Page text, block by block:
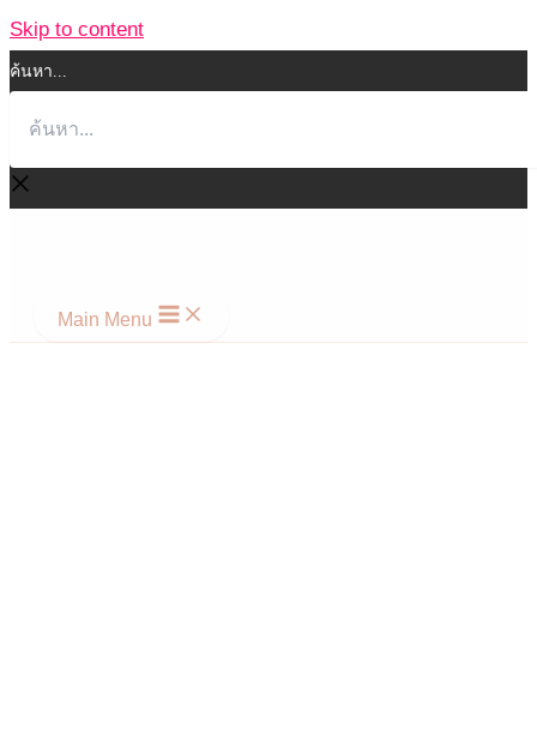
Skip to content
ค้นหา...
Main Menu